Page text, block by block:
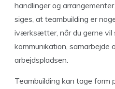
handlinger og
siges, at teambuilding er
iværksætter, når du gerne vil
kommunikation, samarbejde
arbejdspladsen.
Teambuilding kan tage form